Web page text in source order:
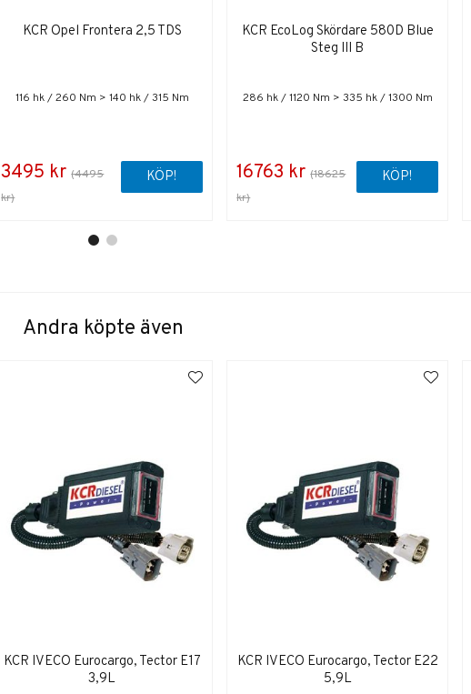
KCR Opel Frontera 2,5 TDS
116 hk / 260 Nm > 140 hk / 315 Nm
3495 kr (4495
kr)
KÖP!
KCR EcoLog Skördare 580D Blue
Steg III B
286 hk / 1120 Nm > 335 hk / 1300 Nm
16763 kr (18625
kr)
KÖP!
Andra köpte även
KCR IVECO Eurocargo, Tector E17
3,9L
KCR IVECO Eurocargo, Tector E22
5,9L